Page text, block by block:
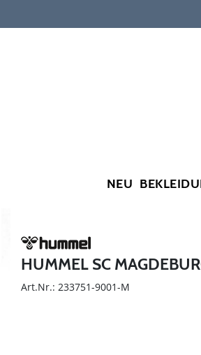
NEU
HUMMEL SC
Art.Nr.: 233751-9001-M